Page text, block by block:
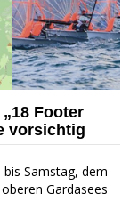
Footer
vorsichtig
Samstag, dem
Gardasees